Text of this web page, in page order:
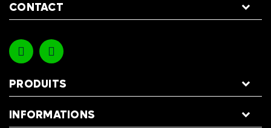
CONTACT
PRODUITS
INFORMATIONS